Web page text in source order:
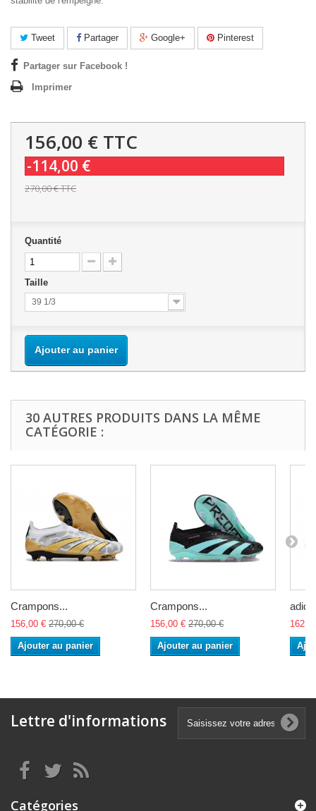
Tweet Partager Google+ Pinterest
Partager sur Facebook !
Imprimer
156,00 € TTC
-114,00 €
270,00 €TTC
Quantité
Taille
39 1/3
Ajouter au panier
30 AUTRES PRODUITS DANS LA MÊME
CATÉGORIE :
Crampons...
156,00 € 270,00 €
Ajouter au panier
Crampons...
156,00 € 270,00 €
Ajouter au panier
Lettre d'informations
Catégories